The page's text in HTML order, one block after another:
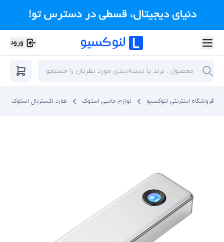
ورود
فروشگاه اینترنتی لنوکسیو لوازم جانبی استوک هارد اکسترنال استوک